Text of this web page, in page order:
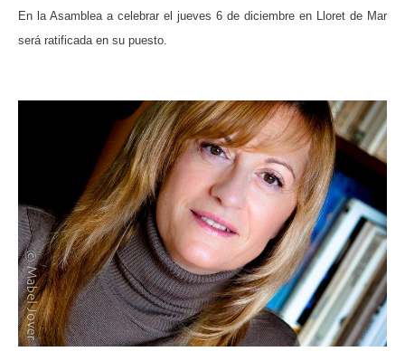
En la Asamblea a celebrar el jueves 6 de diciembre en Lloret de Mar
será ratificada en su puesto.